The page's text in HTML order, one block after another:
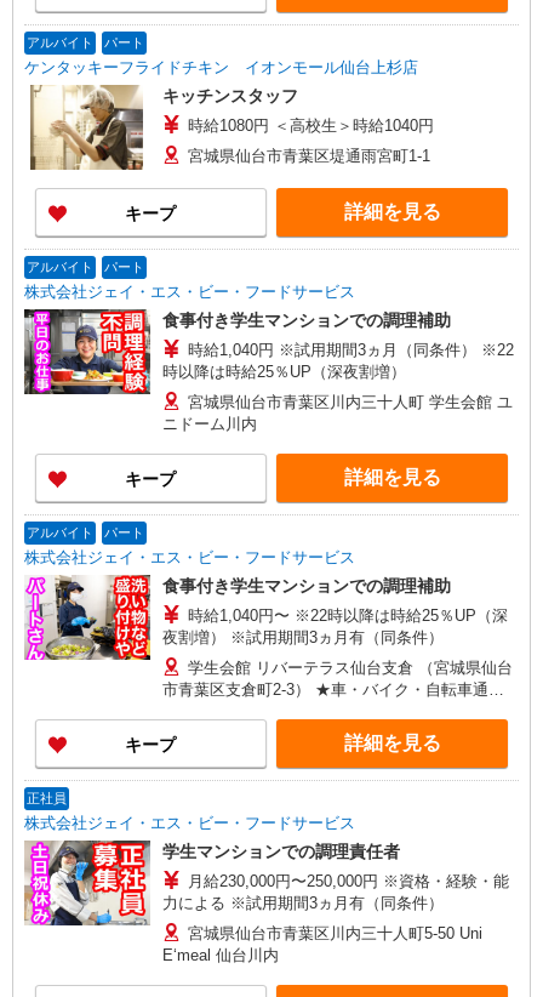
アルバイト パート
ケンタッキーフライドチキン イオンモール仙台上杉店
キッチンスタッフ
時給1080円 ＜高校生＞時給1040円
宮城県仙台市青葉区堤通雨宮町1-1
キープ 詳細を見る
アルバイト パート
株式会社ジェイ・エス・ビー・フードサービス
食事付き学生マンションでの調理補助
時給1,040円 ※試用期間3ヵ月（同条件） ※22
時以降は時給25％UP（深夜割増）
宮城県仙台市青葉区川内三十人町 学生会館 ユ
ニドーム川内
キープ 詳細を見る
アルバイト パート
株式会社ジェイ・エス・ビー・フードサービス
食事付き学生マンションでの調理補助
時給1,040円〜 ※22時以降は時給25％UP（深
夜割増） ※試用期間3ヵ月有（同条件）
学生会館 リバーテラス仙台支倉 （宮城県仙台
市青葉区支倉町2-3） ★車・バイク・自転車通勤
キープ 詳細を見る
正社員
株式会社ジェイ・エス・ビー・フードサービス
学生マンションでの調理責任者
月給230,000円〜250,000円 ※資格・経験・能
力による ※試用期間3ヵ月有（同条件）
宮城県仙台市青葉区川内三十人町5‐50 Uni
E‘meal 仙台川内